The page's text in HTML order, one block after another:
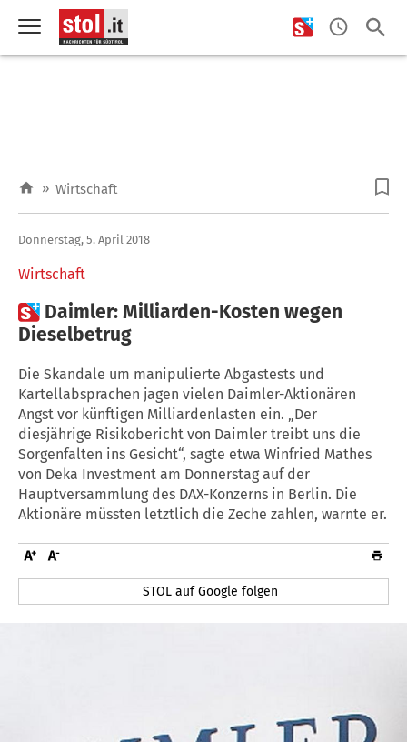
» Wirtschaft
Wirtschaft
Donnerstag, 5. April 2018
 Daimler: Milliarden-Kosten wegen
Dieselbetrug
Die Skandale um manipulierte Abgastests und
Kartellabsprachen jagen vielen Daimler-Aktionären
Angst vor künftigen Milliardenlasten ein. „Der
diesjährige Risikobericht von Daimler treibt uns die
Sorgenfalten ins Gesicht“, sagte etwa Winfried Mathes
von Deka Investment am Donnerstag auf der
Hauptversammlung des DAX-Konzerns in Berlin. Die
Aktionäre müssten letztlich die Zeche zahlen, warnte er.
STOL auf Google folgen